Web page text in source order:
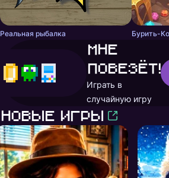
Реальная рыбалка Бурить-
Мне
повезёт!
Играть в
случайную игру
Новые игры